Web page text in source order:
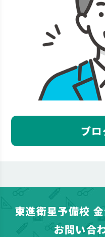
ブ
東進衛星予備校
お問い合